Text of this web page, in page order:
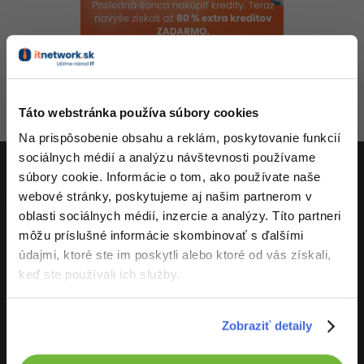
Táto webstránka používa súbory cookies
Na prispôsobenie obsahu a reklám, poskytovanie funkcií
sociálnych médií a analýzu návštevnosti používame
súbory cookie. Informácie o tom, ako používate naše
webové stránky, poskytujeme aj našim partnerom v
oblasti sociálnych médií, inzercie a analýzy. Títo partneri
môžu príslušné informácie skombinovať s ďalšími
údajmi, ktoré ste im poskytli alebo ktoré od vás získali,
keď ste používali ich služby.
Zobraziť detaily
Python -80%
JavaScript
C++ -80%
Swift -80%
Kotlin -80%
Céčko -80%
-80%
WordPress
SEO
Business
Copywriting -30%
MS Office -80%
Google Dokumenty
Photoshop -80%
Adobe Illustrator
Adobe Lightroom
Adobe XD -15%
Adobe InDesign -25%
Adobe After Effects
Blender -80%
Inkscape
ITnetwork.sk
Učíme národ IT
O projekte